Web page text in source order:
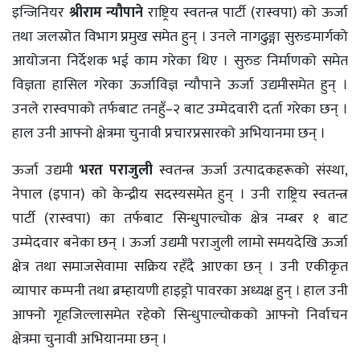
इन्जिनियर श्रीराम न्यौपाने राष्ट्रिय स्वतन्त्र पार्टी (रास्वपा) को ऊर्जा
तथा जलस्रोत विभाग प्रमुख समेत हुन् । उनले नागढुङ्गा सुरुङमार्गको
आयोजना निर्देशक भई काम गरेका थिए । सुरुङ निर्माणको समेत
विज्ञता हासिल गरेका ऊर्जाविज्ञ न्यौपाने ऊर्जा उद्यमीसमेत हुन् ।
उनले रास्वपाको तर्फबाट तनहुँ–२ बाट उम्मेदवारी दर्ता गरेका छन् ।
हाल उनी आफ्नो क्षेत्रमा चुनावी प्रचारप्रसारको अभियानमा छन् ।
ऊर्जा उद्यमीभरत पराजुली स्वतन्त्र ऊर्जा उत्पादकहरूको संस्था,
नेपाल (इपान) को केन्द्रीय सदस्यसमेत हुन् । उनी राष्ट्रिय स्वतन्त्र
पार्टी (रास्वपा) का तर्फबाट सिन्धुपाल्चोक क्षेत्र नम्बर १ बाट
उम्मेदवार बनेका छन् । ऊर्जा उद्यमी पराजुली लामो समयदेखि ऊर्जा
क्षेत्र तथा समाजसेवामा सक्रिय रहँदै आएका छन् । उनी एकीकृत
व्यापार कम्पनी तथा ब्रम्हायणी हाइड्रो पावरका अध्यक्ष हुन् । हाल उनी
आफ्नो गृहजिल्लासमेत रहेको सिन्धुपाल्चोकको आफ्नो निर्वाचन
क्षेत्रमा चुनावी अभियानमा छन् ।